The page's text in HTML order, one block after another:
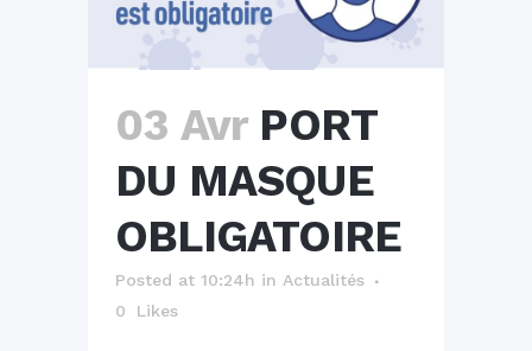
03 Avr PORT
DU MASQUE
OBLIGATOIRE
Posted at 10:24h in Actualités
0
Likes